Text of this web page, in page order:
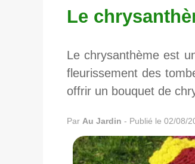
Le
Le chrysanthème est
fleurissement des
offrir un bouquet de
Par Au Jardin - Publié le 02/08/